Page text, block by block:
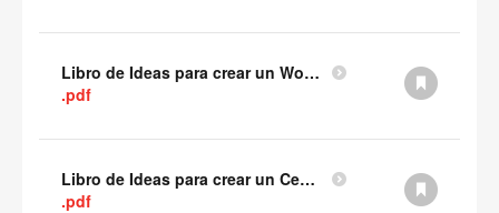
Libro de Ideas para crear un WorkCafé
.pdf
Libro de Ideas para crear un Centro de Innovacion
.pdf